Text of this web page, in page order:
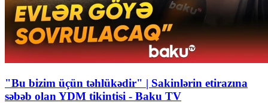
"Bu bizim üçün təhlükədir" | Sakinlərin etirazına
səbəb olan YDM tikintisi - Baku TV